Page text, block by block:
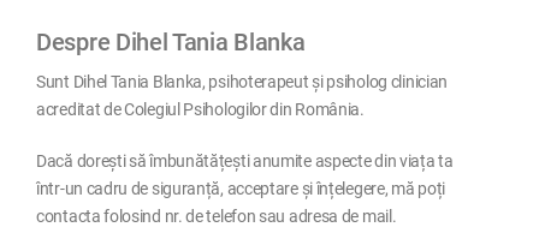
Despre Dihel Tania Blanka
Sunt Dihel Tania Blanka, psihoterapeut și psiholog clinician
acreditat de Colegiul Psihologilor din România.
Dacă dorești să îmbunătățești anumite aspecte din viața ta
într-un cadru de siguranță, acceptare și înțelegere, mă poți
contacta folosind nr. de telefon sau adresa de mail.